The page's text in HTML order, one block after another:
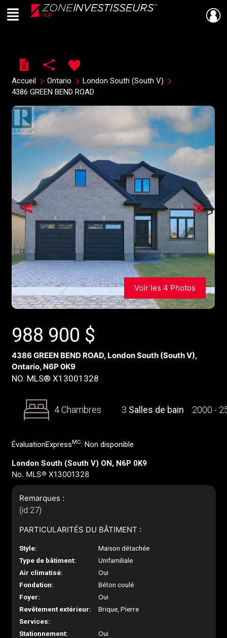
Live
En Direct
Menu
Accueil Ontario
London South (South V)
4386 GREEN BEND ROAD
>
<
Voir les 4 Photos
988 900 $
4386 GREEN BEND ROAD, London South (South V),
Ontario, N6P 0K9
NO. MLS® X13001328
4 Chambres 3 Salles de bain 2000 -
ÉvaluationExpress MC: Non disponible
London South (South V) ON, N6P 0K9
No. MLS® X13001328
Remarques :
(id:27)
PARTICULARITÉS DU BÂTIMENT :
Style:
Maison détachée
Type de bâtiment:
Unifamiliale
Air climatisé:
Oui
Fondation:
Béton coulé
Foyer:
Oui
Revêtement extérieur:
Brique, Pierre
Services:
Stationnement:
Oui